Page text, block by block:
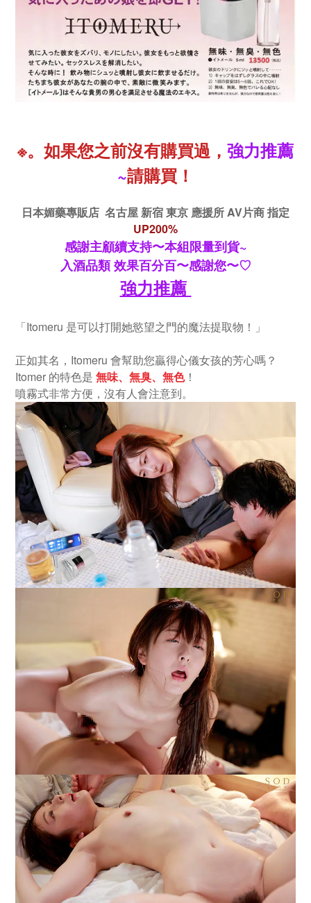
※。 如果您之前沒有購買過， 強力推薦
~請購買！
日本媚藥專販店 名古屋 新宿 東京 應援所 AV片商 指定
UP200%
感謝主顧續支持〜本組限量到貨~
入酒品類 效果百分百〜感謝您〜♡
強力推薦
「Itomeru 是可以打開她慾望之門的魔法提取物！」
正如其名，Itomeru 會幫助您贏得心儀女孩的芳心嗎？
Itomer 的特色是 無味、無臭、無色！
噴霧式非常方便，沒有人會注意到。